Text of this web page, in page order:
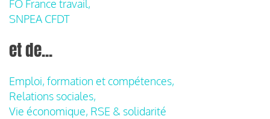
FO France travail,
SNPEA CFDT
et de...
Emploi, formation et compétences,
Relations sociales,
Vie économique, RSE & solidarité